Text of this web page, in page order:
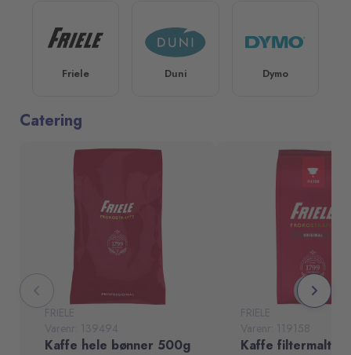
Friele Duni Dymo
Catering
FRIELE
Kaffe hele bønner 500g
Varenr: 139494
FRIELE
Kaffe filtermalt
Varenr: 119158